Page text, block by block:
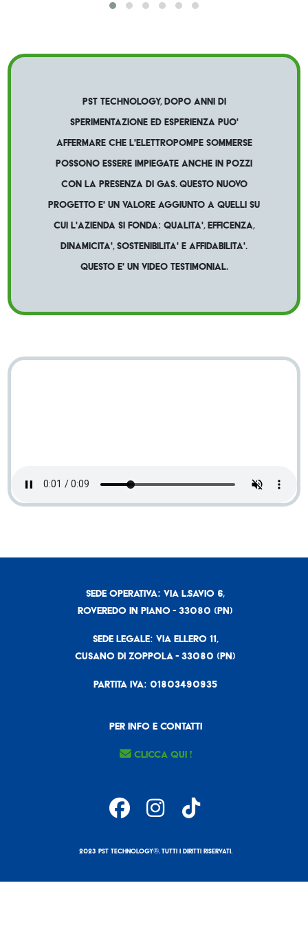
PST Technology, dopo anni di
sperimentazione ed esperienza puo'
affermare che l'elettropompe sommerse
possono essere impiegate anche in pozzi
con la presenza di gas. Questo nuovo
progetto e' un valore aggiunto a quelli su
cui l'azienda si fonda: qualita', efficenza,
dinamicita', sostenibilita' e affidabilita'.
Questo e' un video testimonial.
Sede operativa: Via L.Savio 6,
Roveredo in Piano - 33080 (PN)
SEDE LEGALE: Via Ellero 11,
Cusano di Zoppola - 33080 (PN)
Partita IVA: 01803490935
Per Info e Contatti
Clicca qui !
2023 PST Technology®. Tutti i diritti riservati.